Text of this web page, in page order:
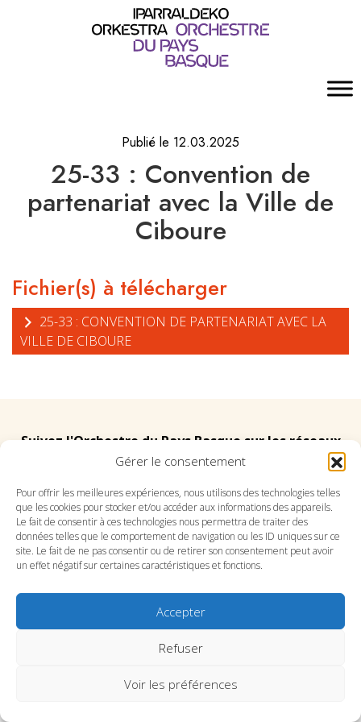
Gérer le consentement
Pour offrir les meilleures expériences, nous utilisons des technologies telles
que les cookies pour stocker et/ou accéder aux informations des appareils.
Le fait de consentir à ces technologies nous permettra de traiter des
données telles que le comportement de navigation ou les ID uniques sur ce
site. Le fait de ne pas consentir ou de retirer son consentement peut avoir
un effet négatif sur certaines caractéristiques et fonctions.
Accepter
Refuser
Voir les préférences
Publié le 12.03.2025
25-33 : Convention de
partenariat avec la Ville de
Ciboure
Fichier(s) à télécharger
25-33 : CONVENTION DE PARTENARIAT AVEC LA
VILLE DE CIBOURE
Suivez l'Orchestre du Pays Basque sur les réseaux
Suivez le conservatoire du Pays Basque sur les
réseaux
SITE DU CONSERVATOIRE